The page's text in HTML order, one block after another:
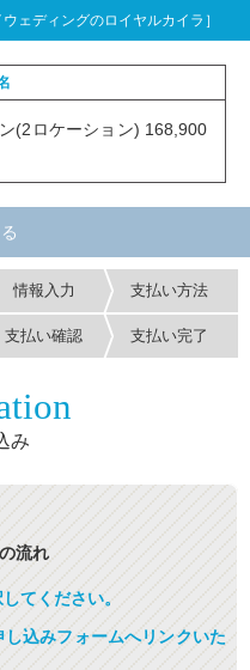
ェディングのロイヤルカイラ］
(2ロケーション) 168,900
情報入力 支払い方法
支払い確認 支払い完了
み
流れ
てください。
込みフォームへリンクいた